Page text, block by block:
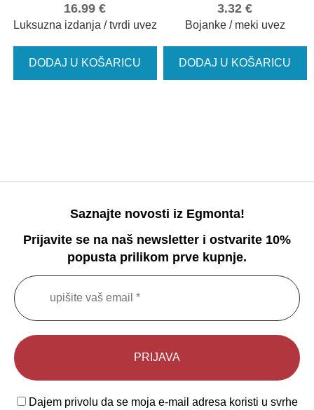
16.99€
Luksuzna izdanja / tvrdi uvez
DODAJ U KOŠARICU
3.32€
Bojanke / meki uvez
DODAJ U KOŠARICU
Saznajte novosti iz Egmonta!
Prijavite se na naš newsletter i ostvarite 10%
popusta prilikom prve kupnje.
Dajem privolu da se moja e-mail adresa koristi u svrhe